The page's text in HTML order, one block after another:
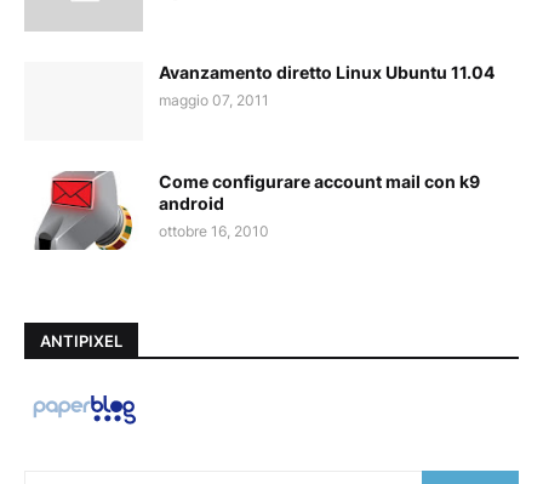
Avanzamento diretto Linux Ubuntu 11.04
maggio 07, 2011
Come configurare account mail con k9
android
ottobre 16, 2010
ANTIPIXEL